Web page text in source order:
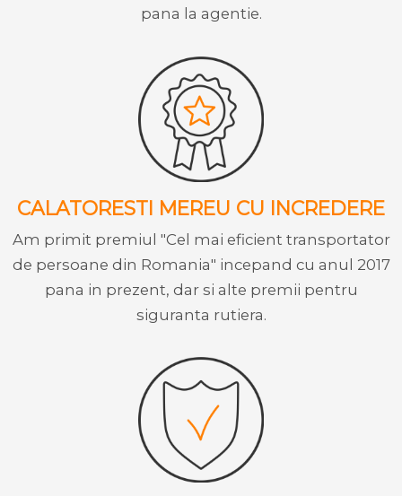
pana la agentie.
CALATORESTI MEREU CU INCREDERE
Am primit premiul "Cel mai eficient transportator
de persoane din Romania" incepand cu anul 2017
pana in prezent, dar si alte premii pentru
siguranta rutiera.